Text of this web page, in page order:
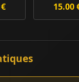
15.00